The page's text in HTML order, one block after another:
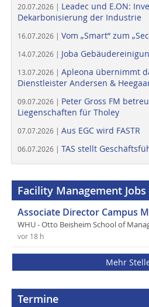
20.07.2026 | Leadec und E.ON:
Dekarbonisierung der Industrie
16.07.2026 | Vom „Smart“ zum
14.07.2026 | Joba
13.07.2026 | Apleona übernimmt
Dienstleister Andersen &
09.07.2026 | Peter Gross FM
Liegenschaften für Tholey
07.07.2026 | Aus EGC wird FASTR
06.07.2026 | TAS stellt
Facility Management Jobs
Associate Director Campus
WHU - Otto Beisheim School of
vor 18 h
Mehr
Termine